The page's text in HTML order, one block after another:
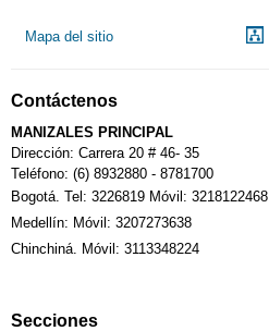
Mapa del sitio
Contáctenos
MANIZALES PRINCIPAL
Dirección: Carrera 20 # 46- 35
Teléfono: (6) 8932880 - 8781700
Bogotá. Tel: 3226819 Móvil: 3218122468
Medellín: Móvil: 3207273638
Chinchiná. Móvil: 3113348224
Secciones